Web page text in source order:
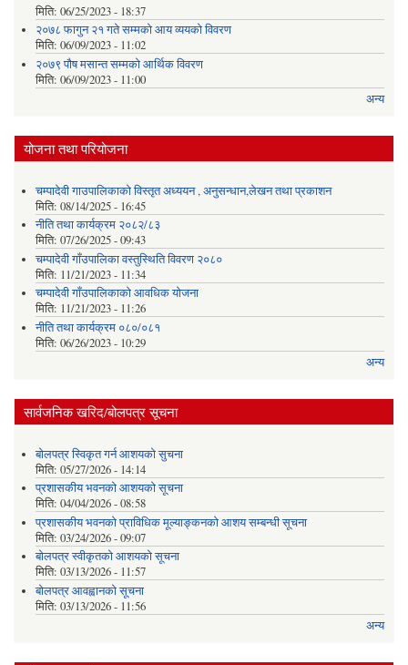
मिति: 06/25/2023 - 18:37
२०७८ फागुन २१ गते सम्मको आय व्ययको विवरण
मिति: 06/09/2023 - 11:02
२०७९ पौष मसान्त सम्मको आर्थिक विवरण
मिति: 06/09/2023 - 11:00
अन्य
योजना तथा परियोजना
चम्पादेवी गाउपालिकाको विस्तृत अध्ययन , अनुसन्धान,लेखन तथा प्रकाशन
मिति: 08/14/2025 - 16:45
नीति तथा कार्यक्रम २०८२/८३
मिति: 07/26/2025 - 09:43
चम्पादेवी गाँउपालिका वस्तुस्थिति विवरण २०८०
मिति: 11/21/2023 - 11:34
चम्पादेवी गाँउपालिकाकाे आवधिक योजना
मिति: 11/21/2023 - 11:26
नीति तथा कार्यक्रम ०८०/०८१
मिति: 06/26/2023 - 10:29
अन्य
सार्वजनिक खरिद/बोलपत्र सूचना
बोलपत्र स्विकृत गर्न आशयको सुचना
मिति: 05/27/2026 - 14:14
प्रशासकीय भवनको आशयको सूचना
मिति: 04/04/2026 - 08:58
प्रशासकीय भवनको प्राविधिक मूल्याङ्कनको आशय सम्बन्धी सूचना
मिति: 03/24/2026 - 09:07
बोलपत्र स्वीकृतको आशयको सूचना
मिति: 03/13/2026 - 11:57
बोलपत्र आवह्वानको सूचना
मिति: 03/13/2026 - 11:56
अन्य